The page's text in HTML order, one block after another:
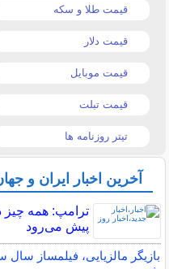
قیمت طلا و سکه
قیمت دلار
قیمت موبایل
قیمت تبلت
تیتر روزنامه ها
آخرین اخبار ایران و
ترامپ: همه چیز
پیش می‌رود
بازیگر مالزیایی، فیلمساز